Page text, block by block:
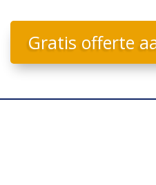
Gratis offerte